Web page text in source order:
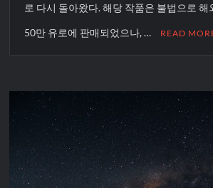
로 다시 돌아왔다. 해당 작품은 불법으로 해
50만 유로에 판매되었으나, … READ